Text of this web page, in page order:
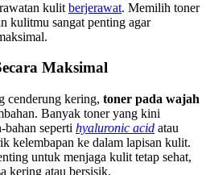
kulit berjerawat. Memilih toner
kulitmu sangat penting agar
Maksimal
cenderung kering, toner pada wajah
Banyak toner yang kini
seperti hyaluronic acid atau
kelembapan ke dalam lapisan kulit.
untuk menjaga kulit tetap sehat,
kering atau bersisik.